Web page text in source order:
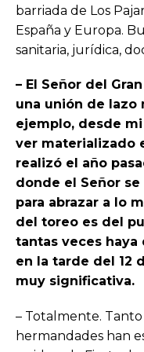
barriada de Los
España y Europa.
sanitaria, jurídica,
– El Señor del
una unión de lazo
ejemplo, desde
ver materializado
realizó el año
donde el Señor
para abrazar a lo
del toreo es del
tantas veces haya
en la tarde del 12
muy significativa.
– Totalmente.
hermandades han